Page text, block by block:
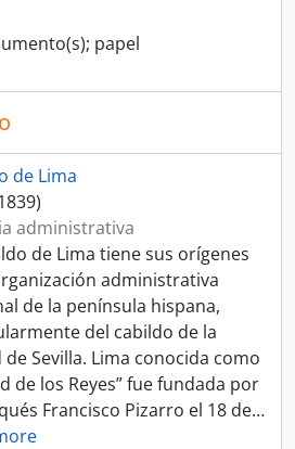
JUZGADO PRIVATIVO DE AGUAS
AUDIENCIA DE LIMA
DE CORREOS
Y MARINA
DE MINERÍA
SUPERIOR DE JUSTICIA
DE GOBIERNO Y POLICÍA
DE HACIENDA Y COMERCIO
DEL SESQUICENTENARIO DE LA INDEPENDENCIA DEL PERÚ
AGRARIO
FONDOS FÁCTICOS
PROTOCOLOS NOTARIALES
COLECCIONES
papel
de Lima
administrativa
de Lima tiene sus orígenes
administrativa
de la península hispana,
del cabildo de la
de Sevilla. Lima conocida como
de los Reyes” fue fundada por
Francisco Pizarro el 18 de…